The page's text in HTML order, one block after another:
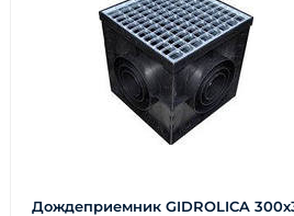
Дождеприемник GIDROLICA